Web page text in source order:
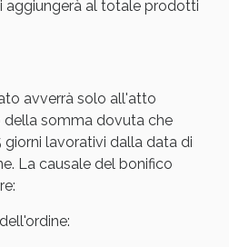
aggiungerà al totale prodotti
avverrà solo all'atto
somma dovuta che
lavorativi dalla data di
La causale del bonifico
55% disponibile oggi!